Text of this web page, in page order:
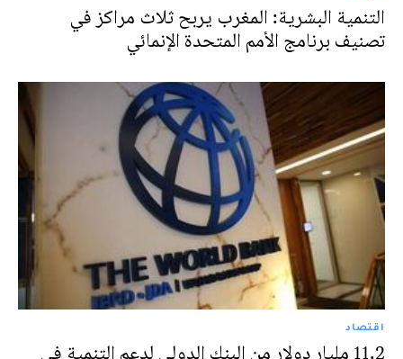
التنمية البشرية: المغرب يربح ثلاث مراكز في
تصنيف برنامج الأمم المتحدة الإنمائي
اقتصاد
11.2 مليار دولار من البنك الدولي لدعم التنمية في